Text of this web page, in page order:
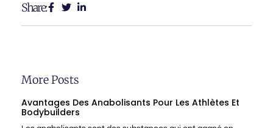
Share:
More Posts
Avantages Des Anabolisants Pour Les Athlètes Et
Bodybuilders